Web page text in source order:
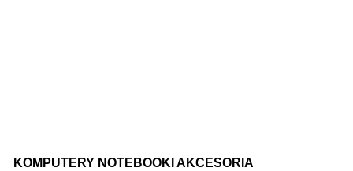
KOMPUTERY NOTEBOOKI AKCESORIA